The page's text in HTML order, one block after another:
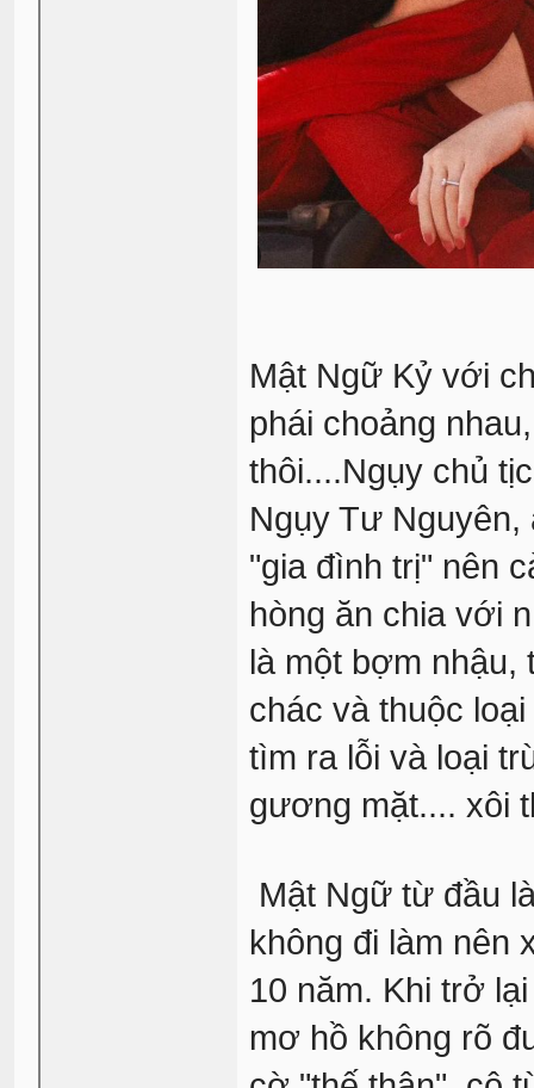
Mật Ngữ Kỷ với
phái choảng
thôi....Ngụy chủ
Ngụy Tư
"gia đình trị" nên
hòng ăn chia với
là một bợm nhậu,
chác và thuộc
tìm ra lỗi và loại
gương mặt.... xôi
Mật Ngữ từ đầu
không đi làm nên
10 năm. Khi trở
mơ hồ không rõ